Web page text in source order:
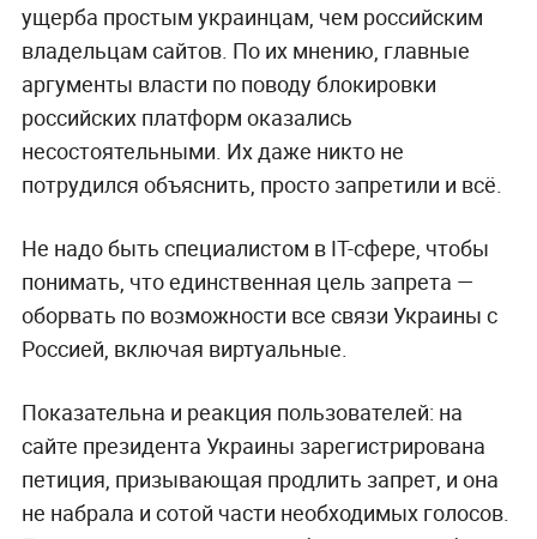
ущерба простым украинцам, чем российским
владельцам сайтов. По их мнению, главные
аргументы власти по поводу блокировки
российских платформ оказались
несостоятельными. Их даже никто не
потрудился объяснить, просто запретили и всё.
Не надо быть специалистом в IT-сфере, чтобы
понимать, что единственная цель запрета —
оборвать по возможности все связи Украины с
Россией, включая виртуальные.
Показательна и реакция пользователей: на
сайте президента Украины зарегистрирована
петиция, призывающая продлить запрет, и она
не набрала и сотой части необходимых голосов.